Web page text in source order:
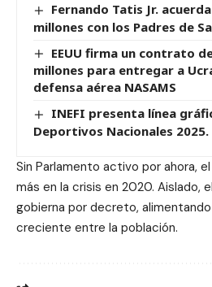
Fernando Tatis Jr.
millones con los Padres de
EEUU firma un contrato
millones para entregar a
defensa aérea NASAMS
INEFI presenta línea
Deportivos Nacionales 2025.
Sin Parlamento activo por ahora,
más en la crisis en 2020. Aislado,
gobierna por decreto,
creciente entre la población.